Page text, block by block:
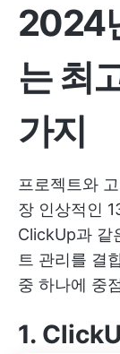
2024
는 최
가지
프로젝트와
장 인상적인
ClickUp과 같
트 관리를 결
중 하나에 중
1.